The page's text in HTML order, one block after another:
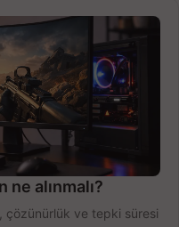
alınmalı?
çözünürlük ve tepki süresi